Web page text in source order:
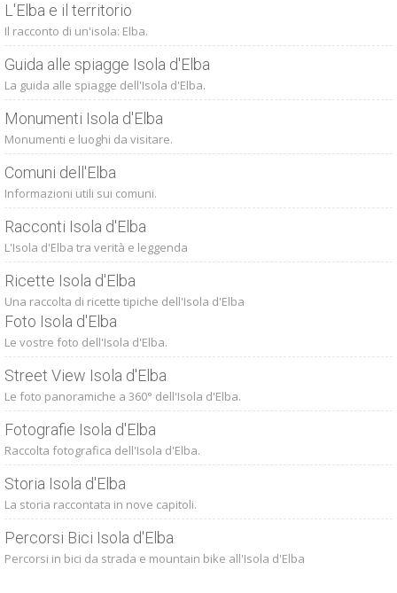
L'Elba e il territorio
Il racconto di un'isola: Elba.
Guida alle spiagge Isola d'Elba
La guida alle spiagge dell'Isola d'Elba.
Monumenti Isola d'Elba
Monumenti e luoghi da visitare.
Comuni dell'Elba
Informazioni utili sui comuni.
Racconti Isola d'Elba
L'Isola d'Elba tra verità e leggenda
Ricette Isola d'Elba
Una raccolta di ricette tipiche dell'Isola d'Elba
Foto Isola d'Elba
Le vostre foto dell'Isola d'Elba.
Street View Isola d'Elba
Le foto panoramiche a 360° dell'Isola d'Elba.
Fotografie Isola d'Elba
Raccolta fotografica dell'Isola d'Elba.
Storia Isola d'Elba
La storia raccontata in nove capitoli.
Percorsi Bici Isola d'Elba
Percorsi in bici da strada e mountain bike all'Isola d'Elba